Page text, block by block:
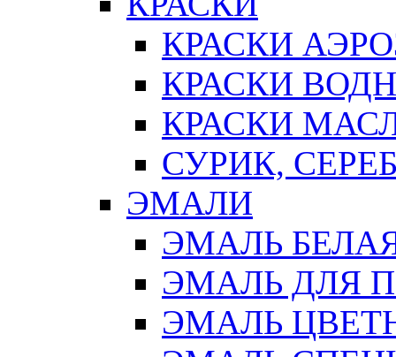
КРАСКИ
КРАСКИ
КРАСКИ
СУРИК,
ЭМАЛИ
ЭМАЛЬ
ЭМАЛЬ ДЛЯ
ЭМАЛЬ